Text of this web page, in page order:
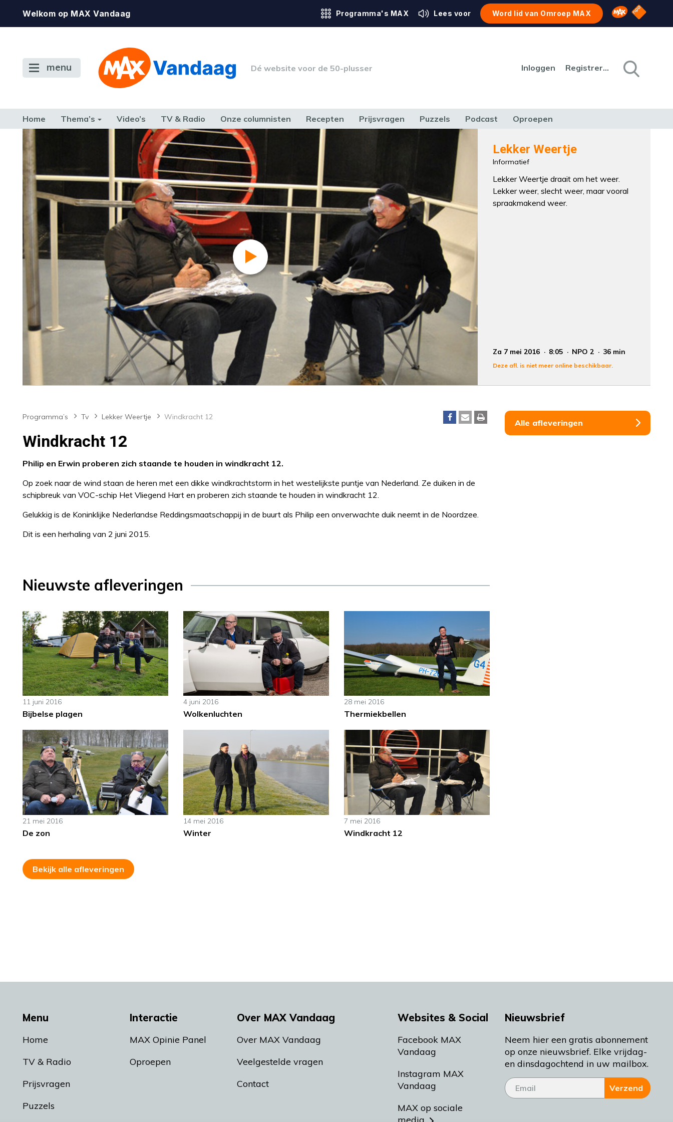
Welkom op MAX Vandaag Programma's MAX Lees voor Word lid van Omroep MAX Omroep MAX
NPO
menu Dé website voor de 50-plusser Inloggen Registreren
Home Thema’s Video’s TV & Radio Onze columnisten Recepten Prijsvragen Puzzels Podcast Oproepen
FAMILIE & RELATIE GELD, WERK & RECHT GEZONDHEID & SPORT MEDIA & CULTUUR
TERUG NAAR TOEN Lekker Weertje
Informatief
Lekker Weertje draait om het weer.
Lekker weer, slecht weer, maar vooral
spraakmakend weer.
Za 7 mei 2016 8:05 NPO 2 36 min
Deze afl. is niet meer online beschikbaar.
Programma’s Tv Lekker Weertje Windkracht 12
Windkracht 12
Philip en Erwin proberen zich staande te houden in windkracht 12.
Op zoek naar de wind staan de heren met een dikke windkrachtstorm in het westelijkste puntje van Nederland. Ze duiken in de
schipbreuk van VOC-schip Het Vliegend Hart en proberen zich staande te houden in windkracht 12.
Gelukkig is de Koninklijke Nederlandse Reddingsmaatschappij in de buurt als Philip een onverwachte duik neemt in de Noordzee.
Dit is een herhaling van 2 juni 2015.
Nieuwste afleveringen
11 juni 2016
Bijbelse plagen
4 juni 2016
Wolkenluchten
28 mei 2016
Thermiekbellen
21 mei 2016
De zon
14 mei 2016
Winter
7 mei 2016
Windkracht 12
Bekijk alle afleveringen
Alle afleveringen
Menu
Home
TV & Radio
Prijsvragen
Puzzels
Interactie
MAX Opinie Panel
Oproepen
Over MAX Vandaag
Over MAX Vandaag
Veelgestelde vragen
Contact
Websites & Social
Facebook MAX
Vandaag
Instagram MAX
Vandaag
MAX op sociale
Nieuwsbrief
Neem hier een gratis abonnement
op onze nieuwsbrief. Elke vrijdag-
en dinsdagochtend in uw mailbox.
Verzend